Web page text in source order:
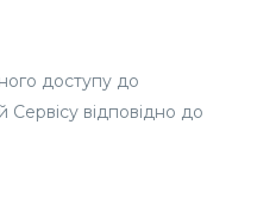
доступу до
відповідно до